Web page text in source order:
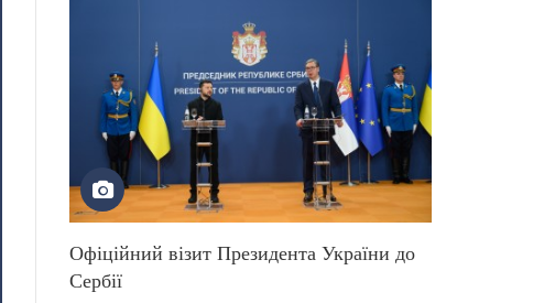
Офіційний візит Президента України до
Сербії